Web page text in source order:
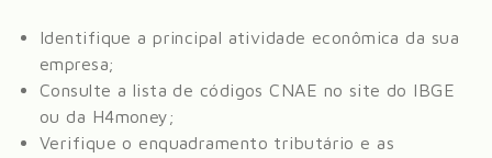
Identifique a principal atividade econômica da sua
empresa;
Consulte a lista de códigos CNAE no site do IBGE
ou da H4money;
Verifique o enquadramento tributário e as